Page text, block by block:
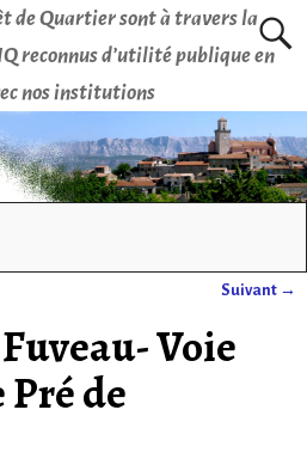
de Quartier sont à travers la
reconnus d’utilité publique en
nos institutions
Suivant →
Voie
de